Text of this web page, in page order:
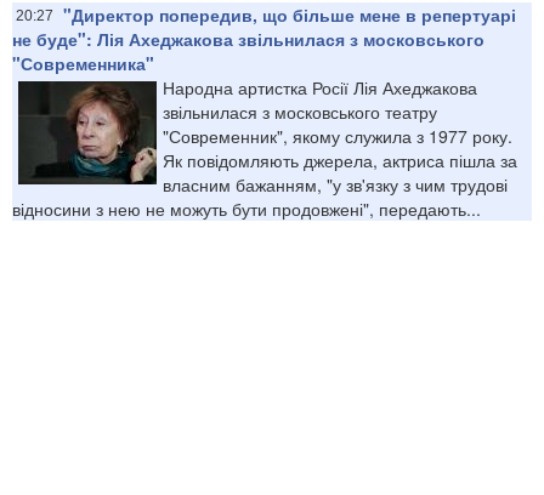
20:27
"Директор попередив, що більше мене в репертуарі
не буде": Лія Ахеджакова звільнилася з московського
"Современника"
Народна артистка Росії Лія Ахеджакова
звільнилася з московського театру
"Современник", якому служила з 1977 року.
Як повідомляють джерела, актриса пішла за
власним бажанням, "у зв'язку з чим трудові
відносини з нею не можуть бути продовжені", передають...